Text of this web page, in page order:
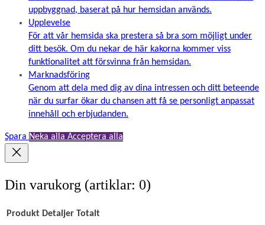
uppbyggnad, baserat på hur hemsidan används.
Upplevelse
För att vår hemsida ska prestera så bra som möjligt under
ditt besök. Om du nekar de här kakorna kommer viss
funktionalitet att försvinna från hemsidan.
Marknadsföring
Genom att dela med dig av dina intressen och ditt beteende
när du surfar ökar du chansen att få se personligt anpassat
innehåll och erbjudanden.
Spara Neka alla Acceptera alla
Din varukorg (artiklar: 0)
Produkt Detaljer Totalt